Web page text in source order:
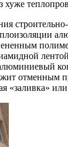
хуже
отменным
«заливка»